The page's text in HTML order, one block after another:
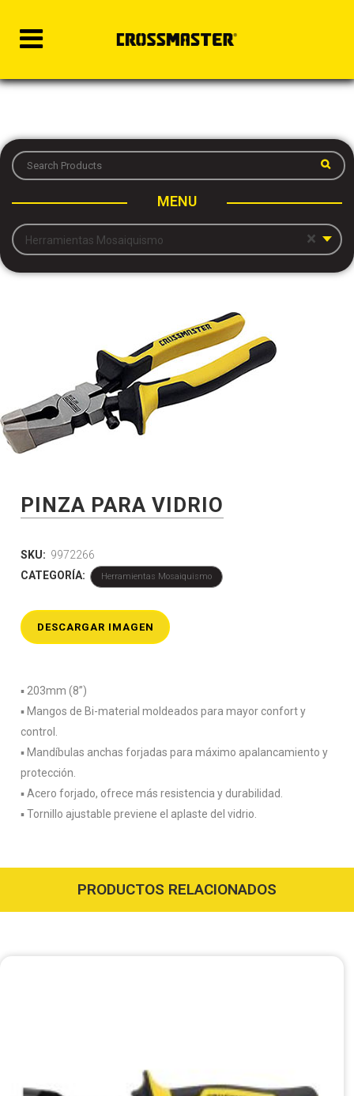
MENU
×
Herramientas Mosaiquismo
PINZA PARA VIDRIO
SKU: 9972266
CATEGORÍA:
Herramientas Mosaiquismo
DESCARGAR IMAGEN
▪️ 203mm (8”)
▪️ Mangos de Bi-material moldeados para mayor confort y
control.
▪️ Mandíbulas anchas forjadas para máximo apalancamiento y
protección.
▪️ Acero forjado, ofrece más resistencia y durabilidad.
▪️ Tornillo ajustable previene el aplaste del vidrio.
PRODUCTOS RELACIONADOS